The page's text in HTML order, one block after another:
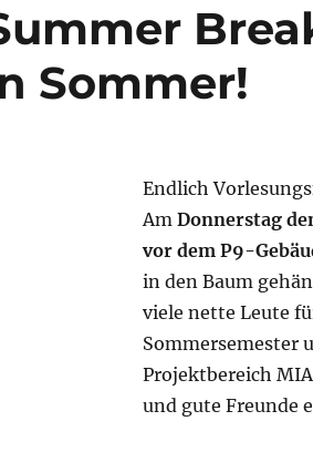
Sommer!
Endlich
Am Donnerstag
vor dem P9-
in den Baum
viele nette Leute
Sommersemester
Projektbereich
und gute Freunde